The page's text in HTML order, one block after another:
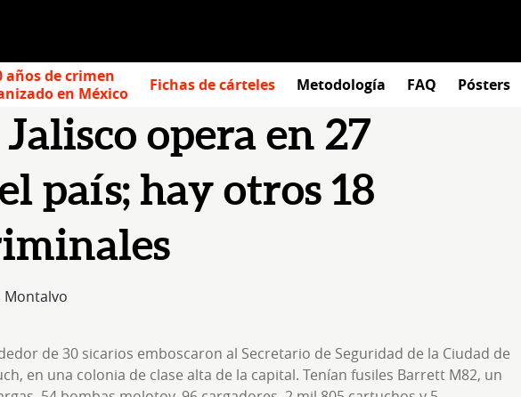
años de crimen
en México
Fichas de cárteles Metodología FAQ Pósters
opera en 27
país; hay otros 18
Montalvo
de 30 sicarios emboscaron al Secretario de Seguridad de la Ciudad de
en una colonia de clase alta de la capital. Tenían fusiles Barrett M82, un